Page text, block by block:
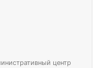
центр